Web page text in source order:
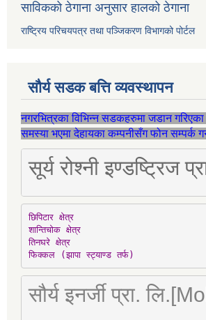
साविकको ठेगाना अनुसार हालको ठेगाना
राष्ट्रिय परिचयपत्र तथा पञ्जिकरण विभागको पोर्टल
सौर्य सडक बत्ति व्यवस्थापन
नगरभित्रका विभिन्न सडकहरुमा जडान
समस्या भएमा देहायका कम्पनीसँग फोन सम्पर्क
सूर्य रोश्नी
छिपिटार क्षेत्र
शान्तिचोक क्षेत्र
तिनघरे क्षेत्र
फिक्कल (झापा स्ट्याण्ड तर्फ)
सौर्य इनर्जी प्रा.